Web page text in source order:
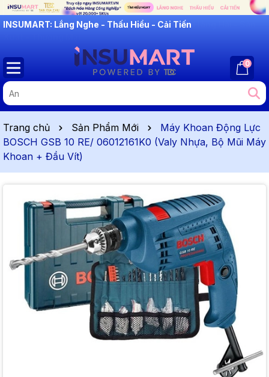
INSUMART: Lắng Nghe - Thấu Hiểu - Cải Tiến
0
Trang chủ Sản Phẩm Mới
Máy Khoan Động Lực
BOSCH GSB 10 RE/ 06012161K0 (Valy Nhựa, Bộ Mũi Máy
Khoan + Đầu Vít)